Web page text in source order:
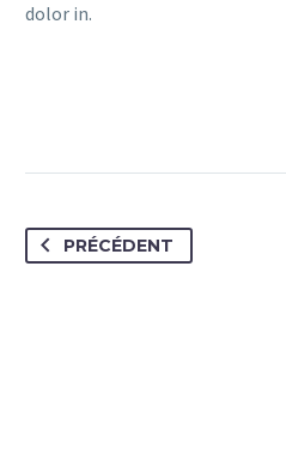
dolor in.
PRÉCÉDENT